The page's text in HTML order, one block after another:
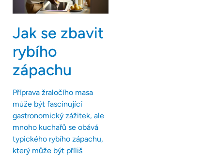
Jak se zbavit
rybího
zápachu
Příprava žraločího masa
může být fascinující
gastronomický zážitek, ale
mnoho kuchařů se obává
typického rybího zápachu,
který může být příliš